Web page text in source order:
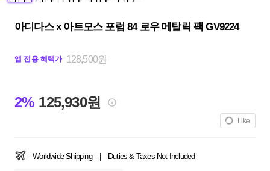
아디다스 x 아트모스 포럼 84 로우 메탈릭 팩 GV9224
앱 전용 혜택가 128,500원
2% 125,930원
Like
Worldwide Shipping Duties & Taxes Not Included